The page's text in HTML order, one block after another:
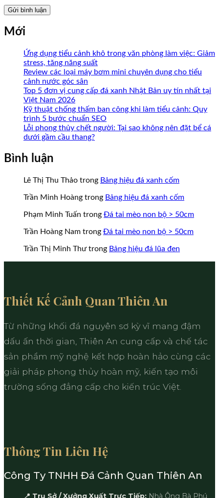
Mới
Ứng dụng tiểu cảnh khô trong văn phòng làm việc: Giảm
stress, tăng năng suất
Review các loại máy bơm mini chuyên dụng cho tiểu
cảnh nước góc sân
Top 5 đơn vị cung cấp đá xanh Nhật Bản uy tín nhất tại
Việt Nam 2026
Kỹ thuật chống thấm ban công khi làm tiểu cảnh: Quy
trình 5 bước chuẩn SEO
Lỗi phong thủy chết người: Tại sao không nên đặt bể cá
dưới gầm cầu thang?
Bình luận
Lê Thị Thu Thảo trong Bảng hiệu đá xanh cốm
Trần Minh Hoàng trong Bảng hiệu đá xanh cốm
Phạm Minh Tuấn trong Đá tai mèo non bộ > 50cm
Trần Hoàng Nam trong Đá tai mèo non bộ > 50cm
Trần Thị Minh Thưtrong Bảng hiệu đá lũa đen
Thiết Kế Cảnh Quan Thiên An
Từ những khối đá nguyên sơ kỳ vĩ mang đậm
dấu ấn thời gian, Thiên An cung cấp và chế tác
sản phẩm mỹ nghệ kết hợp hoàn hảo cùng các
giải pháp phong thủy hoàn mỹ, kiến tạo môi
trường sống đẳng cấp cho kiến trúc Việt.
Thông Tin Liên Hệ
Công Ty TNHH Đá Cảnh Quan Thiên An
📍 Trụ Sở / Xưởng Xuất Trực Tiếp: Nhà Ông Bà Phú